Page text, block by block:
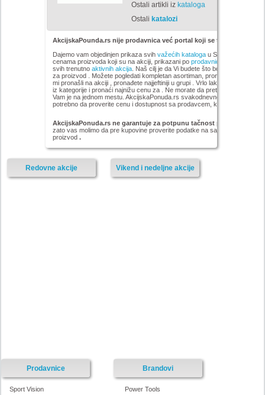
Ostali artikli iz kataloga
Ostali katalozi
AkcijskaPounda.rs nije prodavnica već portal koji se trudi da uštedi
Dajemo vam objedinjen prikaza svih važećih katalogau Srbiji, sa
cenama proizvoda koji su na akciji, prikazani po prodavnicama
svih trenutno aktivnih akcija. Naš cilj je da Vi budete što bolje informisani
za proizvod
. Možete pogledati kompletan asortiman, pronađete i
mi pronašli na akciji
, pronađete najjeftiniji u grupi . Vrlo lako možete
iz kategorije i pronaći najnižu cenu za . Ne morate da pretražujete sve
Vam je na jednom mestu. AkcijskaPonuda.rs svakodnevno ažurira cene
potrebno da proverite cenu i dostupnost sa prodavcem, kao i načinu
AkcijskaPonuda.rs ne garantuje za potpunu tačnost podataka iz
zato vas molimo da pre kupovine proverite podatke na sajtu proizvođača
proizvod .
Vikend i nedeljne akcije
Redovne akcije
Prodavnice
Sport Vision
Brandovi
Power Tools